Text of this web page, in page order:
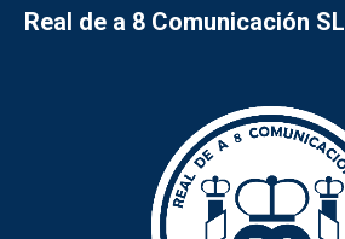
Real de a 8 Comunicación SL